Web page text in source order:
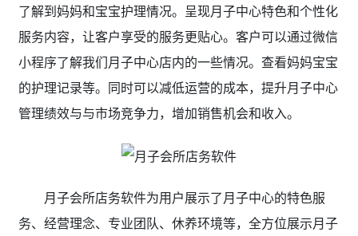
了解到妈妈和宝宝护理情况。呈现月子中心特色和个性化
服务内容，让客户享受的服务更贴心。客户可以通过微信
小程序了解我们月子中心店内的一些情况。查看妈妈宝宝
的护理记录等。同时可以减低运营的成本，提升月子中心
管理绩效与与市场竞争力，增加销售机会和收入。
月子会所店务软件为用户展示了月子中心的特色服
务、经营理念、专业团队、休养环境等，全方位展示月子